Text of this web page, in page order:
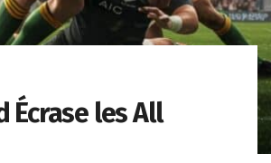
Écrase les All